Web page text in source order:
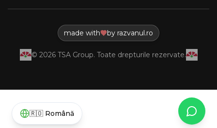
made with by razvanul.ro
© 2026TSA Group. Toate drepturile rezervate.
🇷🇴 Română